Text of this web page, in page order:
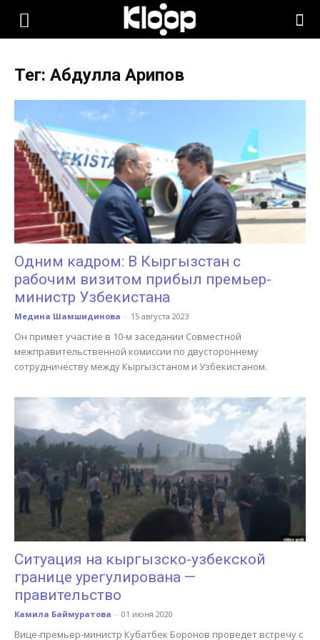
KLOOP.KG
Новости
Кыргызстана
Тег: Абдулла Арипов
Одним кадром: В Кыргызстан с
рабочим визитом прибыл премьер-
министр Узбекистана
Медина Шамшидинова - 15 августа 2023
Он примет участие в 10-м заседании Совместной
межправительственной комиссии по двустороннему
сотрудничеству между Кыргызстаном и Узбекистаном.
Ситуация на кыргызско-узбекской
границе урегулирована —
правительство
Камила Баймуратова - 01 июня 2020
Вице-премьер-министр Кубатбек Боронов проведет встречу с